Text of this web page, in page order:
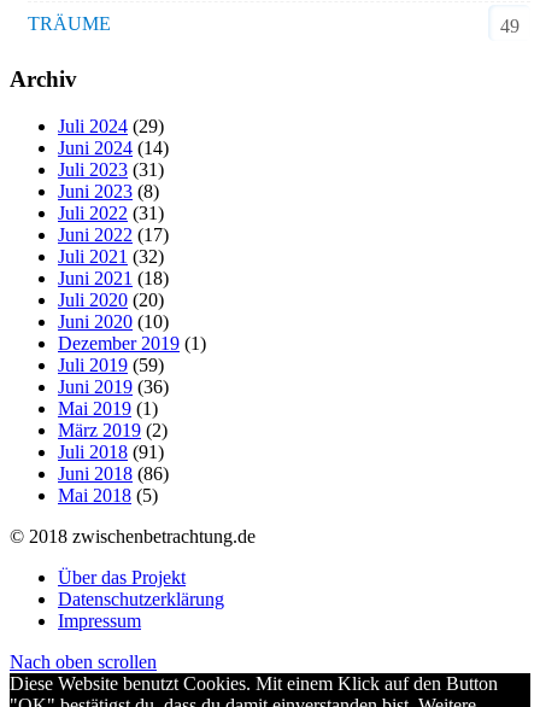
TRÄUME
49
Archiv
Juli 2024 (29)
Juni 2024 (14)
Juli 2023 (31)
Juni 2023 (8)
Juli 2022 (31)
Juni 2022 (17)
Juli 2021 (32)
Juni 2021 (18)
Juli 2020 (20)
Juni 2020 (10)
Dezember 2019 (1)
Juli 2019 (59)
Juni 2019 (36)
Mai 2019 (1)
März 2019 (2)
Juli 2018 (91)
Juni 2018 (86)
Mai 2018 (5)
© 2018 zwischenbetrachtung.de
Über das Projekt
Datenschutzerklärung
Impressum
Nach oben scrollen
Diese Website benutzt Cookies. Mit einem Klick auf den Button